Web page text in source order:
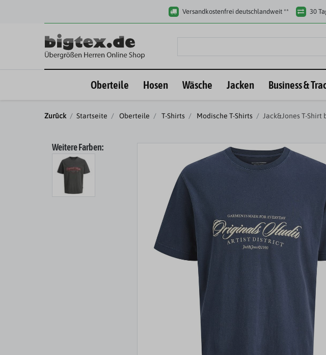
Versandkostenfrei deutschlandweit ** 30
Oberteile Hosen Wäsche Jacken Business &
Zurück Startseite Oberteile T-Shirts Modische T-Shirts Jack&Jones T-Shirt
Weitere Farben: